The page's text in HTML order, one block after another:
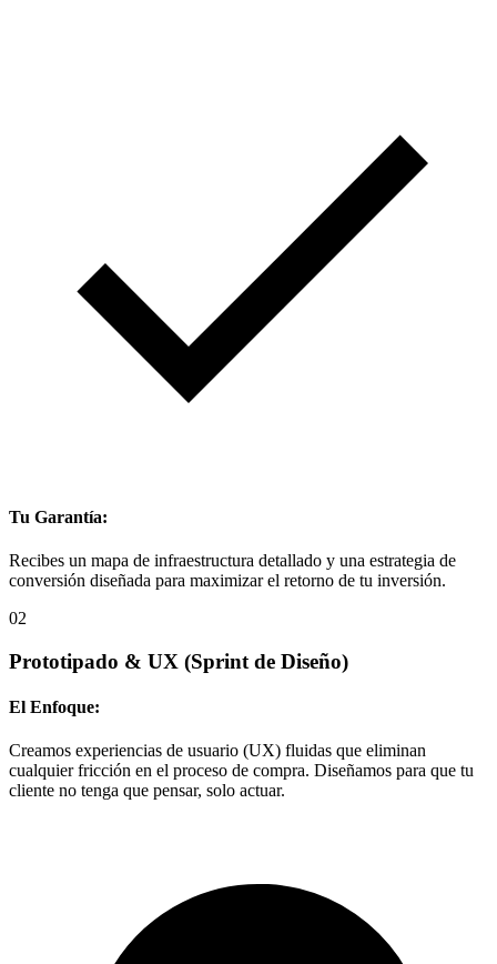
Tu Garantía:
Recibes un mapa de infraestructura detallado y una estrategia de
conversión diseñada para maximizar el retorno de tu inversión.
02
Prototipado & UX (Sprint de Diseño)
El Enfoque:
Creamos experiencias de usuario (UX) fluidas que eliminan
cualquier fricción en el proceso de compra. Diseñamos para que tu
cliente no tenga que pensar, solo actuar.